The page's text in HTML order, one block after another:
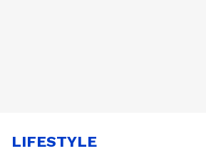
LIFESTYLE